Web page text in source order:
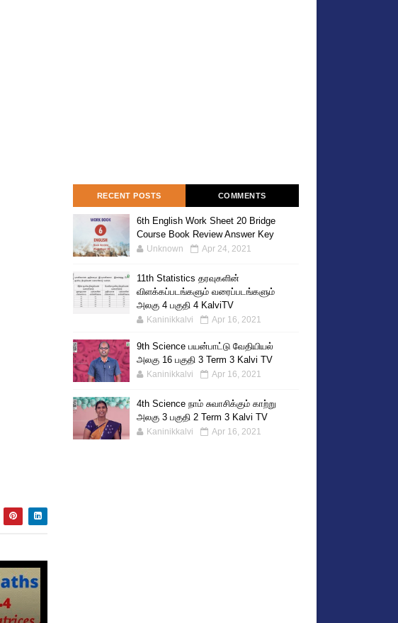
RECENT POSTS COMMENTS
6th English Work Sheet 20 Bridge
Course Book Review Answer Key
Unknown Apr 24, 2021
11th Statistics தரவுகளின்
விளக்கப்படங்களும் வரைப்படங்களும்
அலகு 4 பகுதி 4 KalviTV
Kaninikkalvi Apr 16, 2021
9th Science பயன்பாட்டு வேதியியல்
அலகு 16 பகுதி 3 Term 3 Kalvi TV
Kaninikkalvi Apr 16, 2021
4th Science நாம் சுவாசிக்கும் காற்று
அலகு 3 பகுதி 2 Term 3 Kalvi TV
Kaninikkalvi Apr 16, 2021